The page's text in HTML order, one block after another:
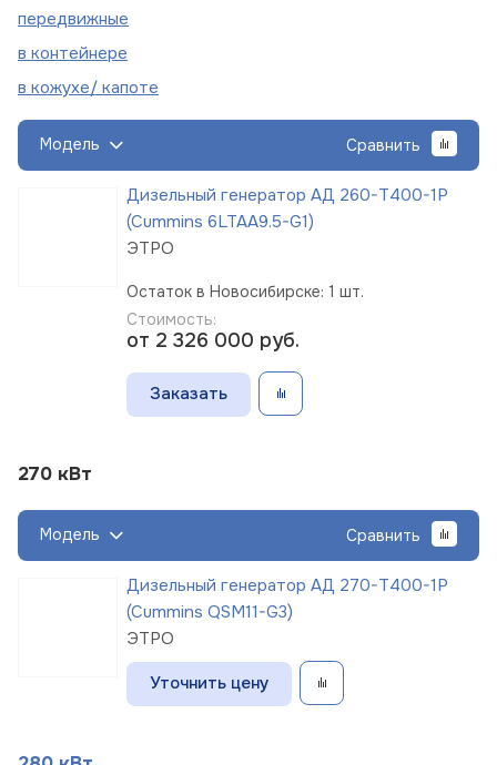
передвижные
в контейнере
в кожухе/ капоте
Модель Сравнить
Дизельный генератор АД 260-Т400-1Р
(Cummins 6LTAA9.5-G1)
ЭТРО
Остаток в Новосибирске: 1 шт.
Стоимость:
от 2 326 000 руб.
Заказать
270 кВт
Модель Сравнить
Дизельный генератор АД 270-Т400-1Р
(Cummins QSM11-G3)
ЭТРО
Уточнить цену